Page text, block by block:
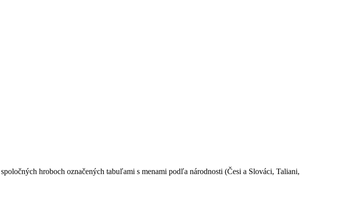
hroboch označených tabuľami s menami podľa národnosti (Česi a Slováci, Taliani,